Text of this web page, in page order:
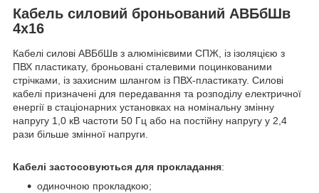
Кабель силовий броньований АВБбШв
4x16
Кабелі силові АВБбШв з алюмінієвими СПЖ, із ізоляцією з
ПВХ пластикату, броньовані сталевими поцинкованими
стрічками, із захисним шлангом із ПВХ-пластикату. Силові
кабелі призначені для передавання та розподілу електричної
енергії в стаціонарних установках на номінальну змінну
напругу 1,0 кВ частоти 50 Гц або на постійну напругу у 2,4
рази більше змінної напруги.
Кабелі застосовуються для прокладання:
одиночною прокладкою;